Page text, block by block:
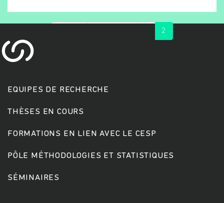
2
EQUIPES DE RECHERCHE
THÈSES EN COURS
FORMATIONS EN LIEN AVEC LE CESP
PÔLE MÉTHODOLOGIES ET STATISTIQUES
SÉMINAIRES